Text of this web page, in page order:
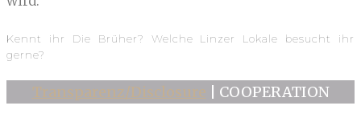
Kennt ihr Die Brüher? Welche Linzer Lokale besucht ihr
gerne?
Transparenz/Disclosure | COOPERATION